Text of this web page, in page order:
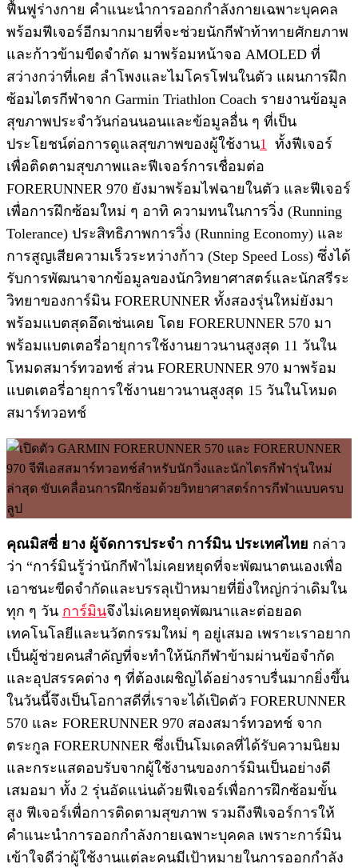
ฟื้นฟูร่างกาย คำแนะนำการออกกำลังกายเฉพาะบุคคล
พร้อมฟีเจอร์อีกมากมายที่จะช่วยนักกีฬาท้าทายศักยภาพ
และก้าวข้ามขีดจำกัด มาพร้อมหน้าจอ AMOLED ที่
สว่างกว่าที่เคย ลำโพงและไมโครโฟนในตัว แผนการฝึก
ซ้อมไตรกีฬาจาก Garmin Triathlon Coach รายงานข้อมูล
สุขภาพประจำวันก่อนนอนและข้อมูลอื่น ๆ ที่เป็น
ประโยชน์ต่อการดูแลสุขภาพของผู้ใช้งาน1
ทั้งฟีเจอร์
เพื่อติดตามสุขภาพและฟีเจอร์การเชื่อมต่อ
FORERUNNER 970 ยังมาพร้อมไฟฉายในตัว และฟีเจอร์
เพื่อการฝึกซ้อมใหม่ ๆ อาทิ ความทนในการวิ่ง (Running
Tolerance) ประสิทธิภาพการวิ่ง (Running Economy) และ
การสูญเสียความเร็วระหว่างก้าว (Step Speed Loss) ซึ่งได้
รับการพัฒนาจากข้อมูลของนักวิทยาศาสตร์และนักสรีระ
วิทยาของการ์มิน FORERUNNER ทั้งสองรุ่นใหม่ยังมา
พร้อมแบตสุดอึดเช่นเคย โดย FORERUNNER 570 มา
พร้อมแบตเตอรี่อายุการใช้งานยาวนานสูงสุด 11 วันใน
โหมดสมาร์ทวอทช์ ส่วน FORERUNNER 970 มาพร้อม
แบตเตอรี่อายุการใช้งานยาวนานสูงสุด 15 วันในโหมด
สมาร์ทวอทช์
คุณมิสซี่ ยาง ผู้จัดการประจำ การ์มิน ประเทศไทย กล่าว
ว่า “การ์มินรู้ว่านักกีฬาไม่เคยหยุดที่จะพัฒนาตนเองเพื่อ
เอาชนะขีดจำกัดและบรรลุเป้าหมายที่ยิ่งใหญ่กว่าเดิมใน
ทุก ๆ วัน การ์มินจึงไม่เคยหยุดพัฒนาและต่อยอด
เทคโนโลยีและนวัตกรรมใหม่ ๆ อยู่เสมอ เพราะเราอยาก
เป็นผู้ช่วยคนสำคัญที่จะทำให้นักกีฬาข้ามผ่านข้อจำกัด
และอุปสรรคต่าง ๆ ที่ต้องเผชิญได้อย่างราบรื่นมากยิ่งขึ้น
ในวันนี้จึงเป็นโอกาสดีที่เราจะได้เปิดตัว FORERUNNER
570 และ FORERUNNER 970 สองสมาร์ทวอทช์ จาก
ตระกูล FORERUNNER ซึ่งเป็นโมเดลที่ได้รับความนิยม
และกระแสตอบรับจากผู้ใช้งานของการ์มินเป็นอย่างดี
เสมอมา ทั้ง 2 รุ่นอัดแน่นด้วยฟีเจอร์เพื่อการฝึกซ้อมขั้น
สูง ฟีเจอร์เพื่อการติดตามสุขภาพ รวมถึงฟีเจอร์การให้
คำแนะนำการออกกำลังกายเฉพาะบุคคล เพราะการ์มิน
เข้าใจดีว่าผู้ใช้งานแต่ละคนมีเป้าหมายในการออกกำลัง